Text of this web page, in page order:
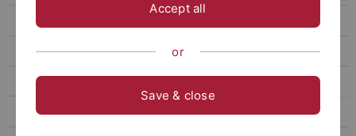
"Kunst entsteht aus etwas Ehrlichem"
Ökokrise in der Bronzezeit
Die Vermessung des Inntals
Messbare Entspannung
Accept all
or
Save & close